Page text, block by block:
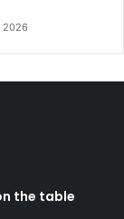
2026
the table